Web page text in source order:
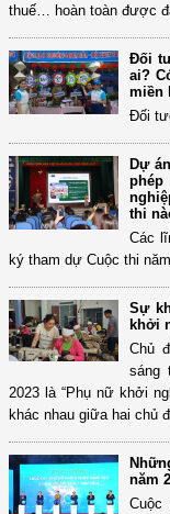
thuế… hoàn toàn được
Đối
ai?
miền
Đối
Dự
thi
Các
ký tham dự Cuộc thi
Sự
khởi
Chủ
sáng
2023 là “Phụ nữ khởi
khác nhau giữa hai chủ
năm
Cuộc